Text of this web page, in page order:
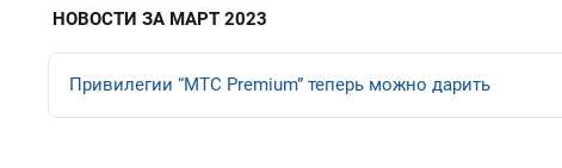
НОВОСТИ ЗА МАРТ 2023
Привилегии “МТС Premium” теперь можно дарить